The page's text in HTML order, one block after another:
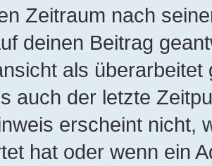
Zeitraum nach
deinen Beitrag
als
auch der letzte
erscheint nicht,
hat oder wenn ein